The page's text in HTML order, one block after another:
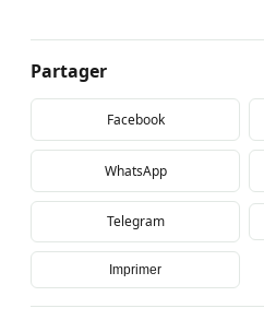
Partager
Facebook
WhatsApp
Telegram
Imprimer